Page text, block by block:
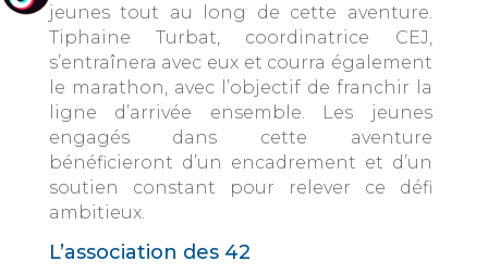
jeunes tout au long de cette aventure.
Tiphaine Turbat, coordinatrice CEJ,
s’entraînera avec eux et courra également
le marathon, avec l’objectif de franchir la
ligne d’arrivée ensemble. Les jeunes
engagés dans cette aventure
bénéficieront d’un encadrement et d’un
soutien constant pour relever ce défi
ambitieux.
L’association des 42